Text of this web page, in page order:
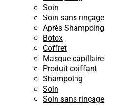
Soin
Soin sans rinçage
Après Shampoing
Botox
Coffret
Masque capillaire
Produit coiffant
Shampoing
Soin
Soin sans rinçage